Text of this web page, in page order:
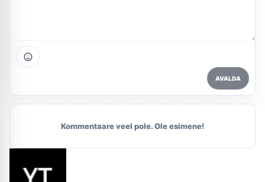
AVALDA
Kommentaare veel pole. Ole esimene!